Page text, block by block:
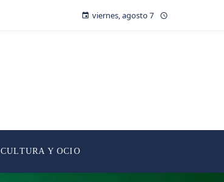
viernes, agosto 7
CULTURA Y OCIO